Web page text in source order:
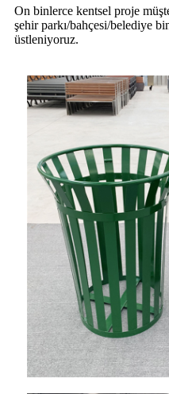
On binlerce kentsel proje
şehir parkı/bahçesi/belediye
üstleniyoruz.